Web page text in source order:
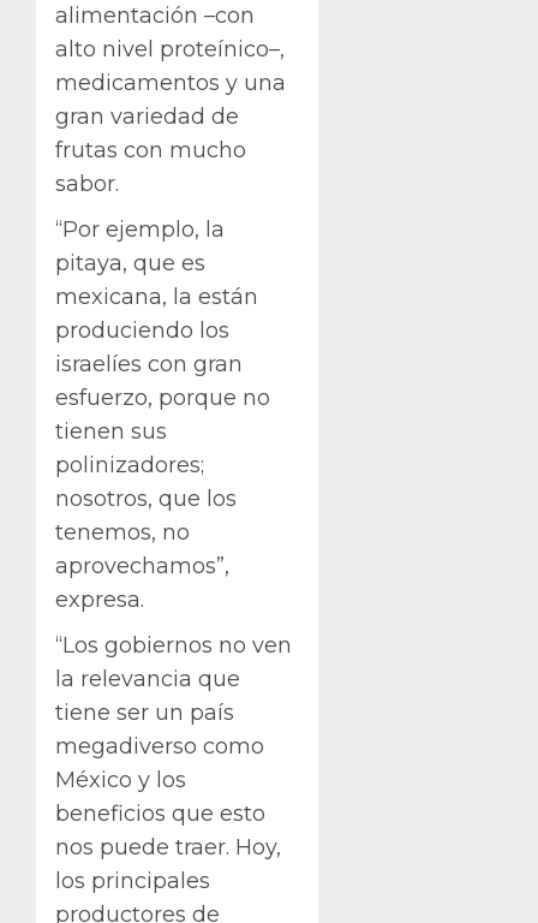
alimentación –con
alto nivel proteínico–,
medicamentos y una
gran variedad de
frutas con mucho
sabor.
“Por ejemplo, la
pitaya, que es
mexicana, la están
produciendo los
israelíes con gran
esfuerzo, porque no
tienen sus
polinizadores;
nosotros, que los
tenemos, no
aprovechamos”,
expresa.
“Los gobiernos no ven
la relevancia que
tiene ser un país
megadiverso como
México y los
beneficios que esto
nos puede traer. Hoy,
los principales
productores de